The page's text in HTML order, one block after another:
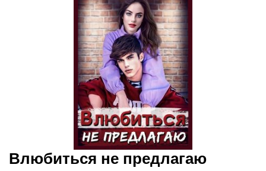
Влюбиться не предлагаю